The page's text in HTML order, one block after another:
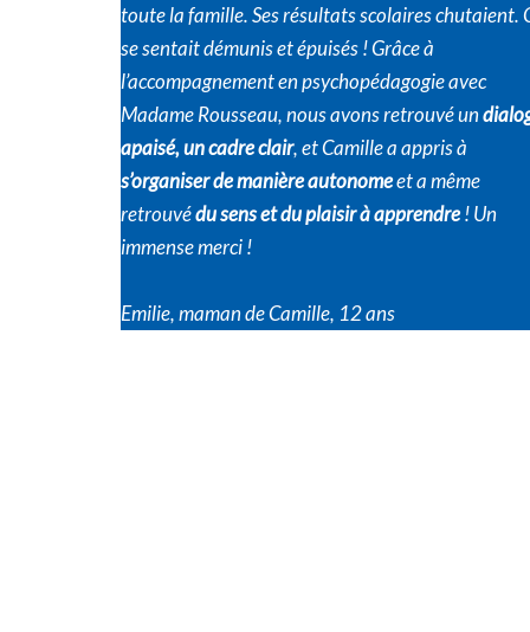
toute la famille. Ses résultats scolaires chutaient.
se sentait démunis et épuisés ! Grâce à
l’accompagnement en psychopédagogie avec
Madame Rousseau, nous avons retrouvé un
apaisé, un cadre clair, et Camille a appris à
s’organiser de manière autonomeet a même
retrouvédu sens et du plaisir à apprendre! Un
immense merci !
Emilie, maman de Camille, 12 ans